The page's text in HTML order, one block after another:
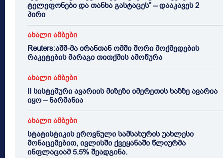
ტელეფონები და თანხა გასტაცეს” – დააკავეს 2
პირი
ახალი ამბები
Reuters:აშშ-მა ირანთან ომში შორი მოქმედების
რაკეტების მარაგი თითქმის ამოწურა
ახალი ამბები
II სისტემური ავარიის მიზეზი იმერეთის ხაზზე ავარია
იყო – ნარმანია
ახალი ამბები
სტატისტიკის ეროვნული სამსახურის უახლესი
მონაცემებით, ივლისში ქვეყანაში წლიურმა
ინფლაციამ 5.5% შეადგინა.